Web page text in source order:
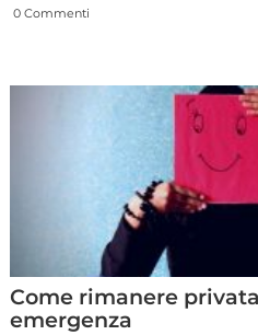
0 Commenti
Come rimanere
emergenza